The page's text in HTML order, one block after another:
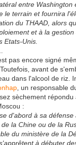
entre Washington
le terrain et fournira
du THAAD, alors
et à la
Etats-Unis.
pas encore signé
avant de
dans l'alcool de riz.
, un responsable
sèchement répondu
:
d'abord à sa défense
la Chine ou de la
du ministère de la
à débuter